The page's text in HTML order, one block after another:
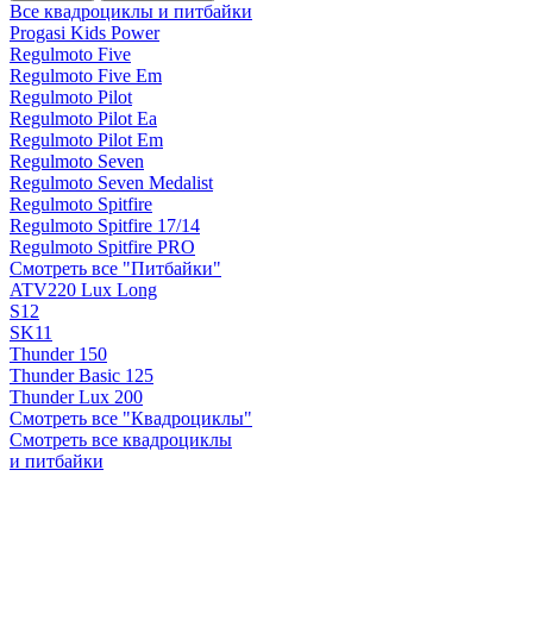
Все квадроциклы и питбайки
Progasi Kids Power
Regulmoto Five
Regulmoto Five Em
Regulmoto Pilot
Regulmoto Pilot Ea
Regulmoto Pilot Em
Regulmoto Seven
Regulmoto Seven Medalist
Regulmoto Spitfire
Regulmoto Spitfire 17/14
Regulmoto Spitfire PRO
Смотреть все "Питбайки"
ATV220 Lux Long
S12
SK11
Thunder 150
Thunder Basic 125
Thunder Lux 200
Смотреть все "Квадроциклы"
Смотреть все квадроциклы
и питбайки